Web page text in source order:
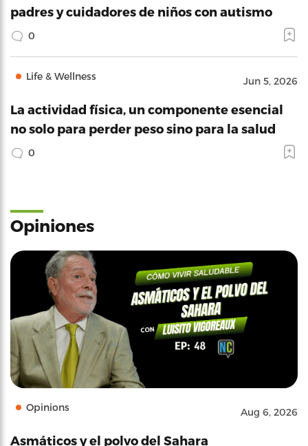
padres y cuidadores de niños con autismo
0
Life & Wellness Jun 5, 2026
La actividad física, un componente esencial
no solo para perder peso sino para la salud
0
Opiniones
Opinions Aug 6, 2026
Asmáticos y el polvo del Sahara